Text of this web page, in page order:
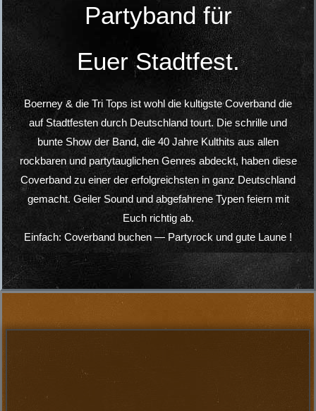
Partyrock-Referenzen
Den außergewöhnlichen Partyband-Genuss erlebten schon:
Deutsche Telekom, DVAG, R+V,
ZKF, Kieler Woche, DEVK, Schmidts Tivoli, Schlagermove,
Union Investment, Postbank.
TUI Cruises – Mein Schiff: Lindenberg Rockliner, Helene
Fischer Tour und Jeckliner.
Unilever, DKV, Lekkerland, Ärtzebälle, Apothekerbälle,
Hafengeburtstag, Brauereien wie Jever, Einbeck und
Flensburger sowie diverse Stadtfeste, Zeltfeste,
Schützenfeste und Großveranstaltungen in NRW, Schleswig-
Holstein, Hamburg, Bremen, Niedersachsen, Hessen,
Mecklenburg-Vorpommern, Rheinland-Pfalz, Sachsen,
Thüringen, Sachsen-Anhalt, Brandenburg und Berlin.
Partysongs für Euer